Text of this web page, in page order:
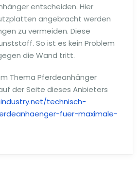
entscheiden. Hier
angebracht werden
zu vermeiden. Diese
So ist es kein Problem
die Wand tritt.
Thema Pferdeanhänger
der Seite dieses Anbieters
technisch-
fuer-maximale-